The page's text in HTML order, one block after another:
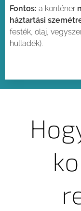
Fontos: a konténer
háztartási
festék, olaj,
hulladék).